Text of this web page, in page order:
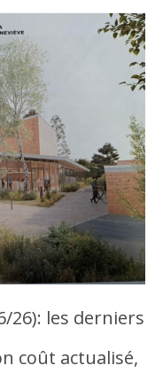
26): les derniers
coût actualisé,